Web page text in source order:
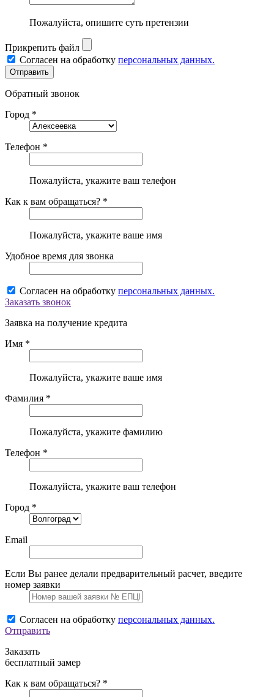
Пожалуйста, опишите суть претензии
Прикрепить файл
Согласен на обработку персональных данных.
Обратный звонок
Город *
Телефон *
Пожалуйста, укажите ваш телефон
Как к вам обращаться? *
Пожалуйста, укажите ваше имя
Удобное время для звонка
Согласен на обработку персональных данных.
Заказать звонок
Заявка на получение кредита
Имя *
Пожалуйста, укажите ваше имя
Фамилия *
Пожалуйста, укажите фамилию
Телефон *
Пожалуйста, укажите ваш телефон
Город *
Email
Если Вы ранее делали предварительный расчет, введите
номер заявки
Согласен на обработку персональных данных.
Отправить
Заказать
бесплатный замер
Как к вам обращаться? *